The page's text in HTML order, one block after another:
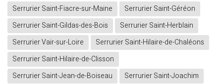
Serrurier Saint-Fiacre-sur-Maine
Serrurier Saint-Géréon
Serrurier Saint-Gildas-des-Bois
Serrurier Saint-Herblain
Serrurier Vair-sur-Loire
Serrurier Saint-Hilaire-de-Chaléons
Serrurier Saint-Hilaire-de-Clisson
Serrurier Saint-Jean-de-Boiseau
Serrurier Saint-Joachim